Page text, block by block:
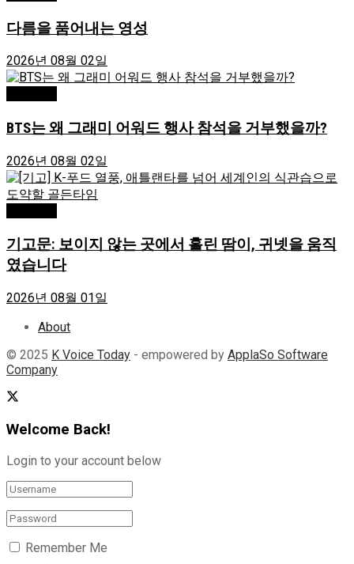
다름을 품어내는 영성
2026년 08월 02일
BTS는 왜 그래미 어워드 행사 참석을 거부했을까?
2026년 08월 02일
기고문: 보이지 않는 곳에서 흘린 땀이, 귀넷을 움직
였습니다
2026년 08월 01일
About
© 2025 K Voice Today - empowered by ApplaSo Software
Company
Welcome Back!
Login to your account below
Remember Me